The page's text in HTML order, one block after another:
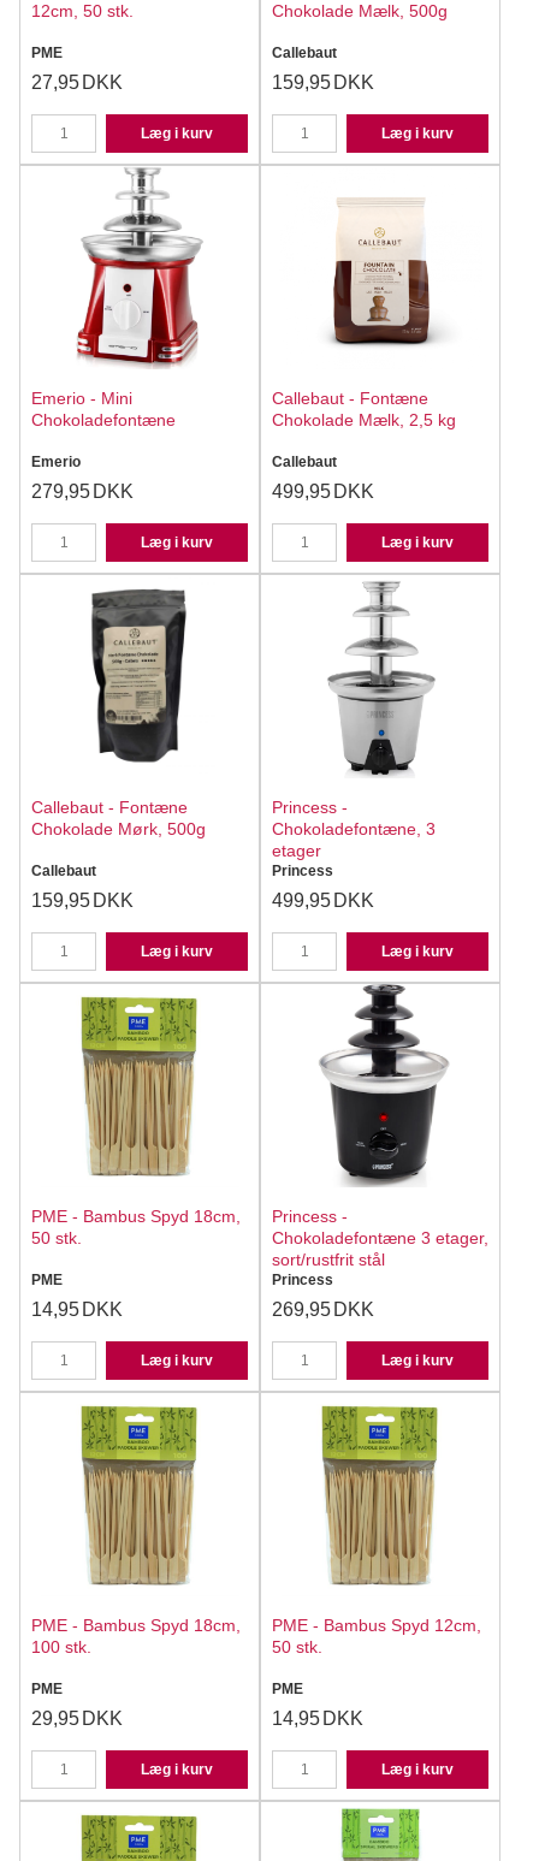
12cm, 50 stk.
PME
27,95 DKK
Læg i kurv
Chokolade Mælk, 500g
Callebaut
159,95 DKK
Læg i kurv
Emerio - Mini
Chokoladefontæne
Emerio
279,95 DKK
Læg i kurv
Callebaut - Fontæne
Chokolade Mælk, 2,5 kg
Callebaut
499,95 DKK
Læg i kurv
Callebaut - Fontæne
Chokolade Mørk, 500g
Callebaut
159,95 DKK
Læg i kurv
Princess -
Chokoladefontæne, 3
etager
Princess
499,95 DKK
Læg i kurv
PME - Bambus Spyd 18cm,
50 stk.
PME
14,95 DKK
Læg i kurv
Princess -
Chokoladefontæne 3 etager,
sort/rustfrit stål
Princess
269,95 DKK
Læg i kurv
PME - Bambus Spyd 18cm,
100 stk.
PME
29,95 DKK
Læg i kurv
PME - Bambus Spyd 12cm,
50 stk.
PME
14,95 DKK
Læg i kurv